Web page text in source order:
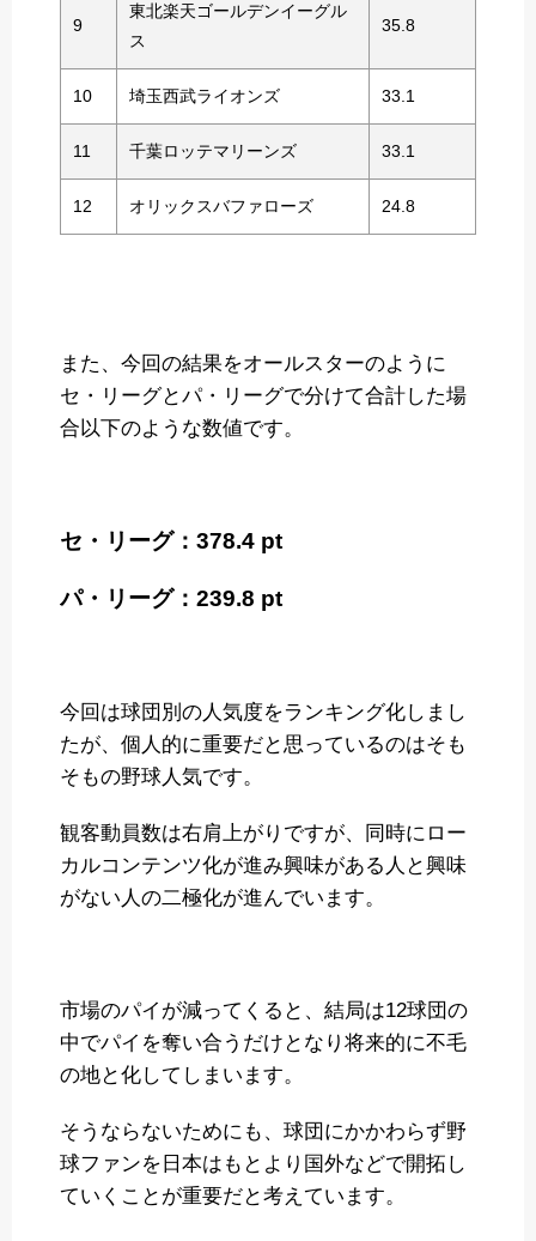
9
東北楽天ゴールデンイーグル
ス
35.8
10 埼玉西武ライオンズ 33.1
11 千葉ロッテマリーンズ 33.1
12 オリックスバファローズ 24.8
また、今回の結果をオールスターのように
セ・リーグとパ・リーグで分けて合計した場
合以下のような数値です。
セ・リーグ：378.4 pt
パ・リーグ：239.8 pt
今回は球団別の人気度をランキング化しまし
たが、個人的に重要だと思っているのはそも
そもの野球人気です。
観客動員数は右肩上がりですが、同時にロー
カルコンテンツ化が進み興味がある人と興味
がない人の二極化が進んでいます。
市場のパイが減ってくると、結局は12球団の
中でパイを奪い合うだけとなり将来的に不毛
の地と化してしまいます。
そうならないためにも、球団にかかわらず野
球ファンを日本はもとより国外などで開拓し
ていくことが重要だと考えています。